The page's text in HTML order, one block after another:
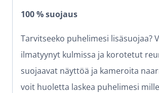
100 % suojaus
Tarvitseeko puhelimesi lisäsuojaa?
ilmatyynyt kulmissa ja korotetut
suojaavat näyttöä ja kameroita
voit huoletta laskea puhelimesi